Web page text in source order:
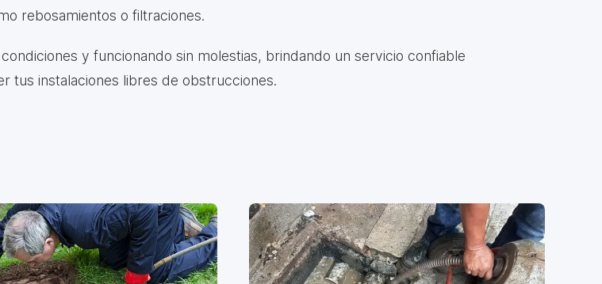
rebosamientos o filtraciones.
y funcionando sin molestias, brindando un servicio confiable
tus instalaciones libres de obstrucciones.